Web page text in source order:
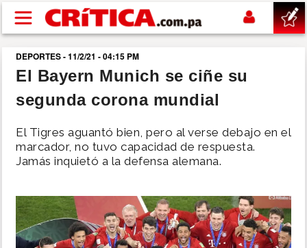
Pasar al contenido principal
buscar
SUCESOS
NACIONAL
SHOW
DEPORTES - 11/2/21 - 04:15 PM
El Bayern Munich se ciñe su
segunda corona mundial
El Tigres aguantó bien, pero al verse debajo en el
marcador, no tuvo capacidad de respuesta.
Jamás inquietó a la defensa alemana.